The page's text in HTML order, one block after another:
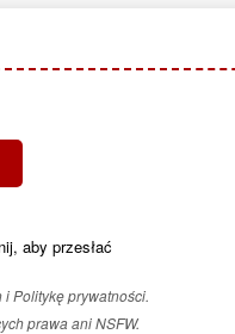
aby przesłać
Politykę prywatności.
prawa ani NSFW.